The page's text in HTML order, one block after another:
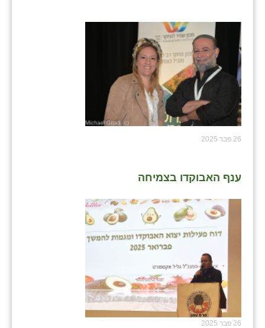
26 פבר 2025
ענף האבוקדו בצמיחה
26 פבר 2025